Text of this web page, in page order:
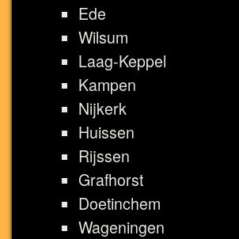
Ede
Wilsum
Laag-Keppel
Kampen
Nijkerk
Huissen
Rijssen
Grafhorst
Doetinchem
Wageningen